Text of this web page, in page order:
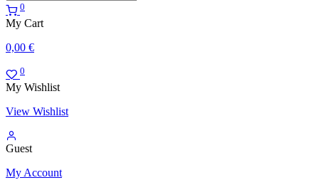
0
My Cart
0,00 €
0
My Wishlist
View Wishlist
Guest
My Account